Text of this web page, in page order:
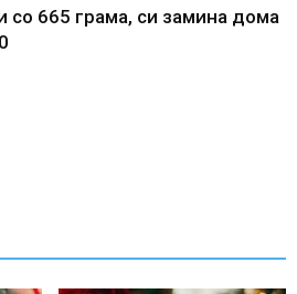
со 665 грама, си замина дома